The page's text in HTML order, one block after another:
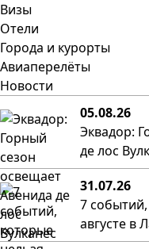
Визы
Отели
Города и курорты
Авиаперелёты
Новости
05.08.26
Эквадор:
де лос
31.07.26
7
августе в